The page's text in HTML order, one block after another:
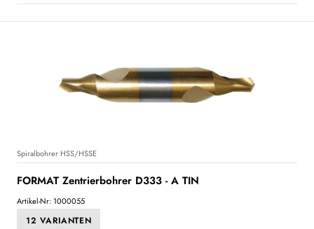
Spiralbohrer HSS/HSSE
FORMAT Zentrierbohrer D333 - A TIN
Artikel-Nr: 1000055
12 VARIANTEN